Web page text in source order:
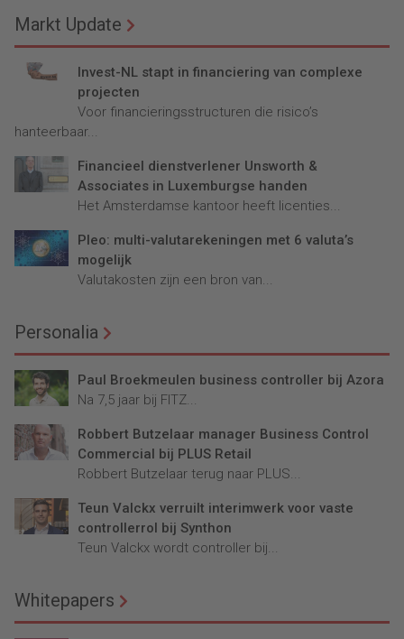
Markt Update
Invest-NL stapt in financiering van complexe
projecten
Voor financieringsstructuren die risico’s
hanteerbaar...
Financieel dienstverlener Unsworth &
Associates in Luxemburgse handen
Het Amsterdamse kantoor heeft licenties...
Pleo: multi-valutarekeningen met 6 valuta’s
mogelijk
Valutakosten zijn een bron van...
Personalia
Paul Broekmeulen business controller bij Azora
Na 7,5 jaar bij FITZ...
Robbert Butzelaar manager Business Control
Commercial bij PLUS Retail
Robbert Butzelaar terug naar PLUS...
Teun Valckx verruilt interimwerk voor vaste
controllerrol bij Synthon
Teun Valckx wordt controller bij...
Whitepapers